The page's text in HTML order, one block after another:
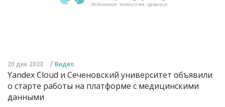
20 дек 2023 / Видео
Yandex Cloud и Сеченовский университет объявили
о старте работы на платформе с медицинскими
данными